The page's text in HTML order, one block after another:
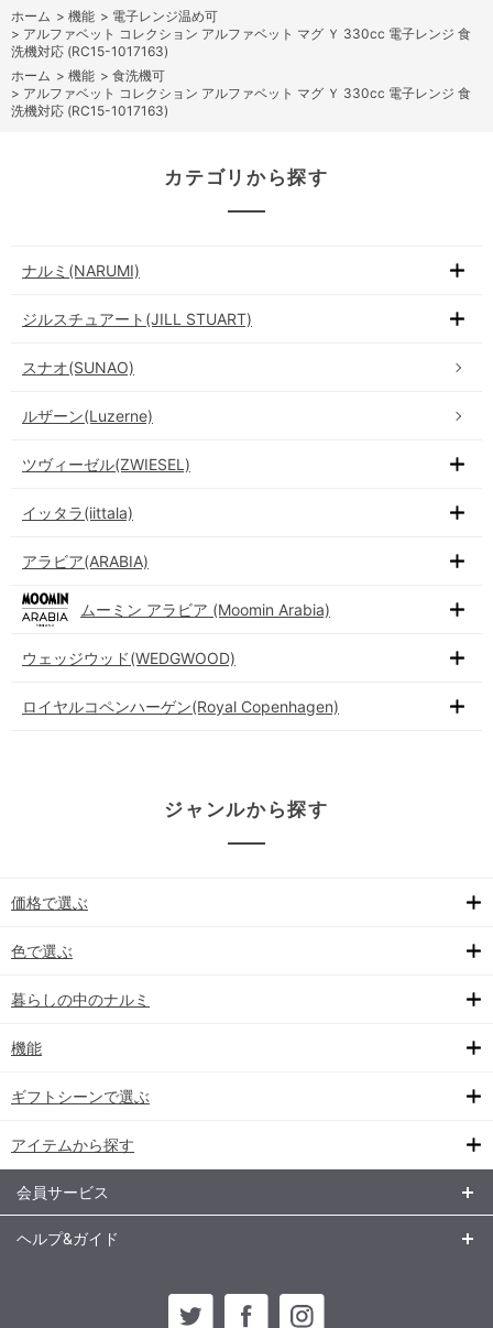
ホーム > 機能 > 電子レンジ温め可
> アルファベット コレクション アルファベット マグ Ｙ 330cc 電子レンジ 食
洗機対応 (RC15-1017163)
ホーム > 機能 > 食洗機可
> アルファベット コレクション アルファベット マグ Ｙ 330cc 電子レンジ 食
洗機対応 (RC15-1017163)
カテゴリから探す
ナルミ(NARUMI)
ジルスチュアート(JILL STUART)
スナオ(SUNAO)
ルザーン(Luzerne)
ツヴィーゼル(ZWIESEL)
イッタラ(iittala)
アラビア(ARABIA)
ムーミン アラビア (Moomin Arabia)
ウェッジウッド(WEDGWOOD)
ロイヤルコペンハーゲン(Royal Copenhagen)
ジャンルから探す
価格で選ぶ
色で選ぶ
暮らしの中のナルミ
機能
ギフトシーンで選ぶ
アイテムから探す
会員サービス
ヘルプ&ガイド